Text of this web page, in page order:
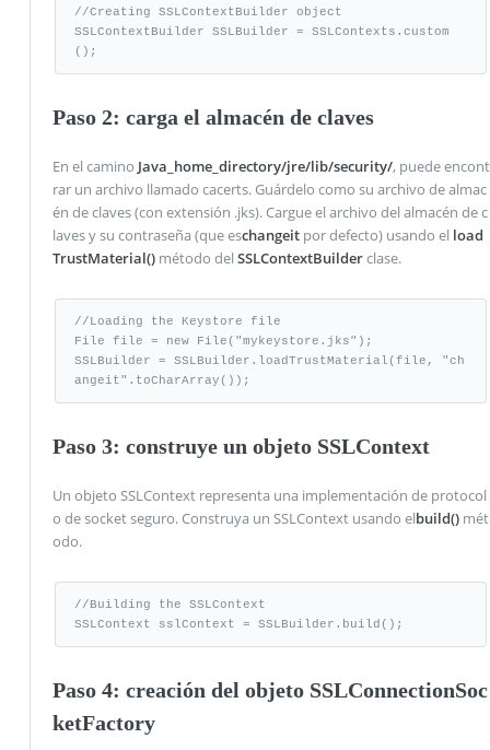
//Creating SSLContextBuilder object
SSLContextBuilder SSLBuilder = SSLContexts.custom
();
Paso 2: carga el almacén de claves
En el camino Java_home_directory/jre/lib/security/, puede encont
rar un archivo llamado cacerts. Guárdelo como su archivo de almac
én de claves (con extensión .jks). Cargue el archivo del almacén de c
laves y su contraseña (que eschangeitpor defecto) usando el load
TrustMaterial()método del SSLContextBuilderclase.
//Loading the Keystore file
File file = new File("mykeystore.jks");
SSLBuilder = SSLBuilder.loadTrustMaterial(file, "ch
angeit".toCharArray());
Paso 3: construye un objeto SSLContext
Un objeto SSLContext representa una implementación de protocol
o de socket seguro. Construya un SSLContext usando elbuild()mét
odo.
//Building the SSLContext
SSLContext sslContext = SSLBuilder.build();
Paso 4: creación del objeto SSLConnectionSoc
ketFactory